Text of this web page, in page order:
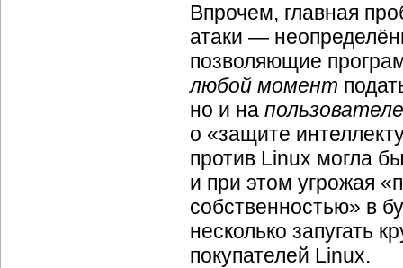
Впрочем, главная
атаки —
позволяющие
любой момент
но и на
о «защите
против Linux могла
и при этом угрожая
собственностью» в
несколько запугать
покупателей Linux.